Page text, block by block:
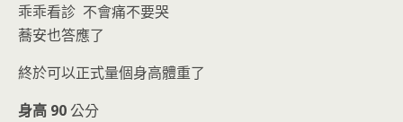
乖乖看診 不會痛不要哭
蕎安也答應了
終於可以正式量個身高體重了
身高 90公分